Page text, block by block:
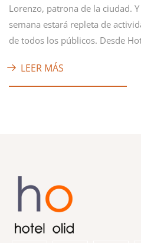
Lorenzo, patrona de la ciudad.
semana estará repleta de
de todos los públicos. Desde
LEER MÁS